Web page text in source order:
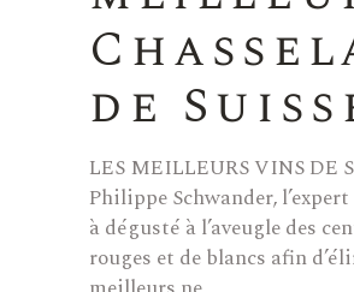
de
LES MEILLEURS VINS DE
Philippe Schwander,
à dégusté à l’aveugle des
rouges et de blancs afin